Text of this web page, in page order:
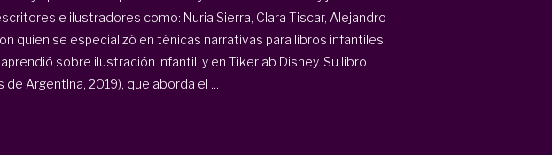
e ilustradores como: Nuria Sierra, Clara Tiscar, Alejandro
quien se especializó en ténicas narrativas para libros infantiles,
sobre ilustración infantil, y en Tikerlab Disney. Su libro
Argentina, 2019), que aborda el ...